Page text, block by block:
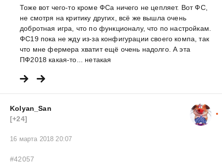
Тоже вот чего-то кроме ФСа ничего не цепляет. Вот ФС,
не смотря на критику других, всё же вышла очень
добротная игра, что по функционалу, что по настройкам.
ФС19 пока не жду из-за конфигурации своего компа, так
что мне фермера хватит ещё очень надолго. А эта
ПФ2018 какая-то... нетакая
Kolyan_San
[+24]
16 марта 2018 20:07
#42057